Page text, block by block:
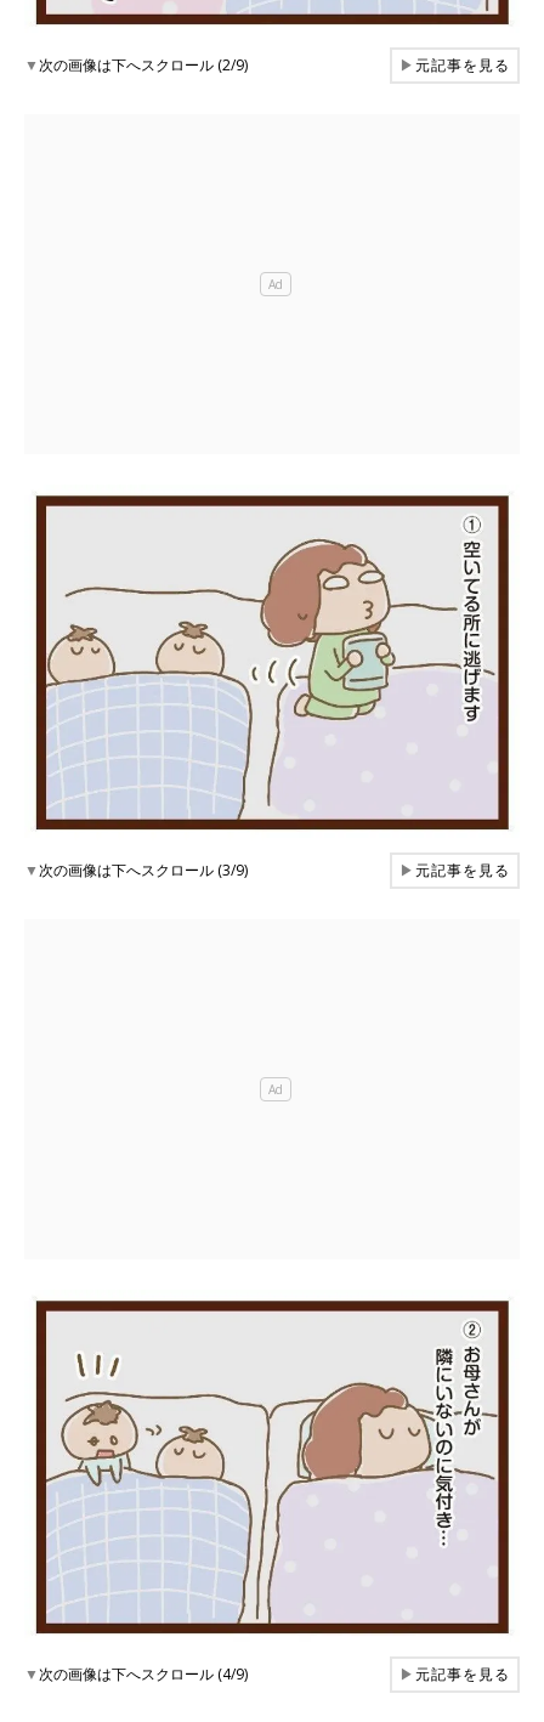
▼次の画像は下へスクロール (2/9) ▶元記事を見る
▼次の画像は下へスクロール (3/9) ▶元記事を見る
▼次の画像は下へスクロール (4/9) ▶元記事を見る